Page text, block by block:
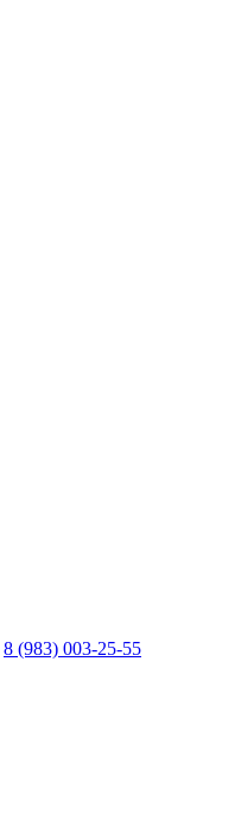
8 (983) 003-25-55